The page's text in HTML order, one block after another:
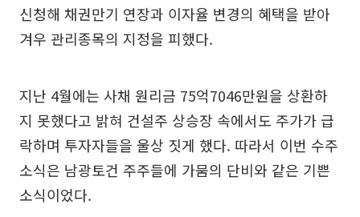
신청해 채권만기 연장과 이자율 변경의 혜택을 받아
겨우 관리종목의 지정을 피했다.
지난 4월에는 사채 원리금 75억7046만원을 상환하
지 못했다고 밝혀 건설주 상승장 속에서도 주가가 급
락하며 투자자들을 울상 짓게 했다. 따라서 이번 수주
소식은 남광토건 주주들에 가뭄의 단비와 같은 기쁜
소식이었다.